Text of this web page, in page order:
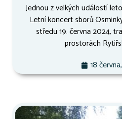
Jednou z velkých událostí
Letní koncert sborů
středu 19. června 2024,
prostorách
18